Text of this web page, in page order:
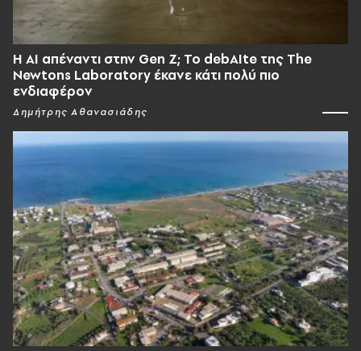
Η AI απέναντι στην Gen Z; Το debAIte της The
Newtons Laboratory έκανε κάτι πολύ πιο
ενδιαφέρον
Δημήτρης Αθανασιάδης